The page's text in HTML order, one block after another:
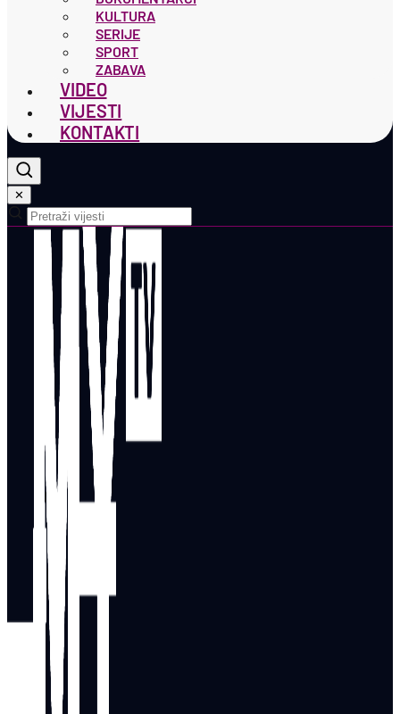
KULTURA
SERIJE
SPORT
ZABAVA
VIDEO
VIJESTI
KONTAKTI
✕